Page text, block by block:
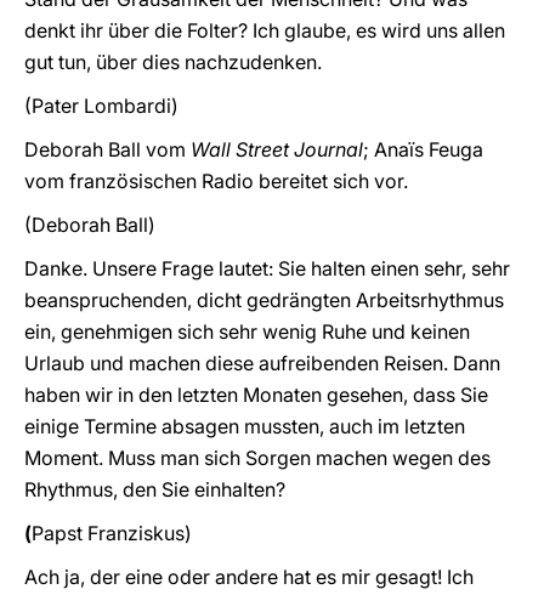
denkt ihr über die Folter? Ich glaube, es wird uns allen
gut tun, über dies nachzudenken.
(Pater Lombardi)
Deborah Ball vom Wall Street Journal; Anaïs Feuga
vom französischen Radio bereitet sich vor.
(Deborah Ball)
Danke. Unsere Frage lautet: Sie halten einen sehr, sehr
beanspruchenden, dicht gedrängten Arbeitsrhythmus
ein, genehmigen sich sehr wenig Ruhe und keinen
Urlaub und machen diese aufreibenden Reisen. Dann
haben wir in den letzten Monaten gesehen, dass Sie
einige Termine absagen mussten, auch im letzten
Moment. Muss man sich Sorgen machen wegen des
Rhythmus, den Sie einhalten?
(Papst Franziskus)
Ach ja, der eine oder andere hat es mir gesagt! Ich